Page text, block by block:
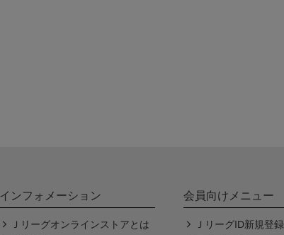
インフォメーション
Ｊリーグオンラインストアとは
会員向けメニュー
ＪリーグID新規登録